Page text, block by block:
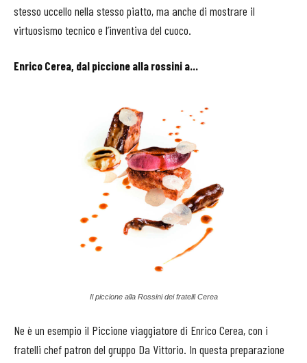
stesso uccello nella stesso piatto, ma anche di mostrare il
virtuosismo tecnico e l’inventiva del cuoco.
Enrico Cerea, dal piccione alla rossini a...
Il piccione alla Rossini dei fratelli Cerea
Ne è un esempio il Piccione viaggiatore di Enrico Cerea, con i
fratelli chef patron del gruppo Da Vittorio. In questa preparazione